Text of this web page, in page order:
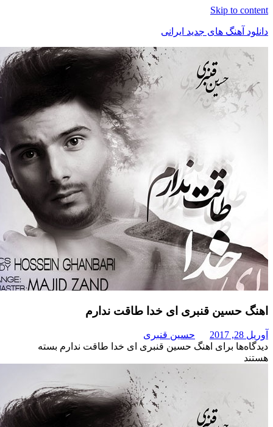
Skip
های جدید ایرانی
قنبری ای خدا طاقت ندارم
حسین قنبری
برای اهنگ حسین قنبری ای خدا طاقت ندارمبسته